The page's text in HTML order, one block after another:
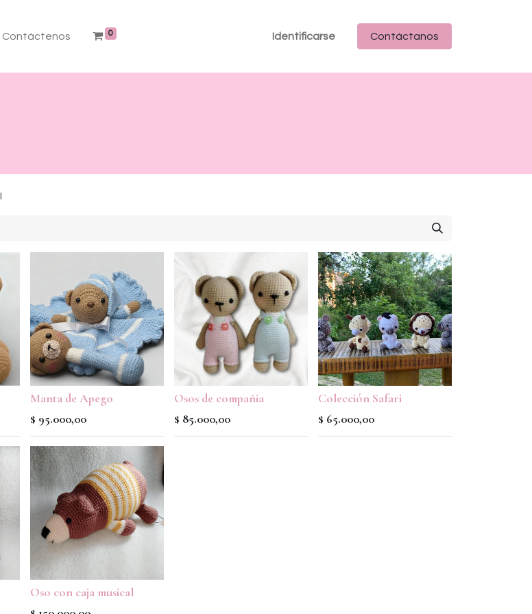
Contáctenos 0 Identificarse Contáctanos
Manta de Apego
$ 95.000,00
Osos de compañia
$ 85.000,00
Colección Safari
$ 65.000,00
Oso con caja musical